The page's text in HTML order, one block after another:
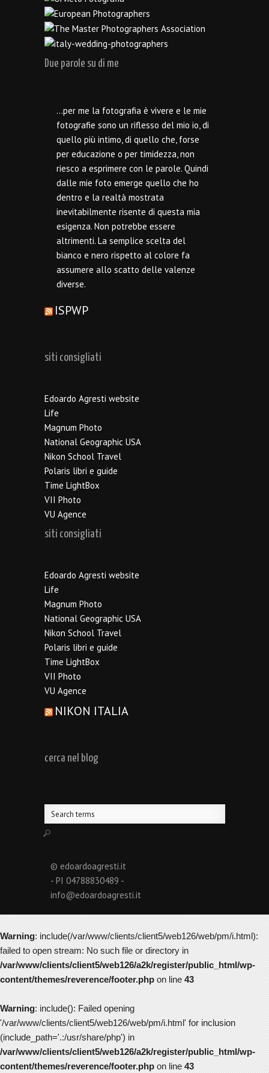
Due parole su di me
…per me la fotografia è vivere e le mie
fotografie sono un riflesso del mio io, di
quello più intimo, di quello che, forse
per educazione o per timidezza, non
riesco a esprimere con le parole. Quindi
dalle mie foto emerge quello che ho
dentro e la realtà mostrata
inevitabilmente risente di questa mia
esigenza. Non potrebbe essere
altrimenti. La semplice scelta del
bianco e nero rispetto al colore fa
assumere allo scatto delle valenze
diverse.
ISPWP
siti consigliati
Edoardo Agresti website
Life
Magnum Photo
National Geographic USA
Nikon School Travel
Polaris libri e guide
Time LightBox
VII Photo
VU Agence
siti consigliati
Edoardo Agresti website
Life
Magnum Photo
National Geographic USA
Nikon School Travel
Polaris libri e guide
Time LightBox
VII Photo
VU Agence
NIKON ITALIA
cerca nel blog
© edoardoagresti.it
- PI 04788830489 -
info@edoardoagresti.it
Warning: include(/var/www/clients/client5/web126/web/pm/i.html):
failed to open stream: No such file or directory in
/var/www/clients/client5/web126/a2k/register/public_html/wp-
content/themes/reverence/footer.phpon line43
Warning: include(): Failed opening
'/var/www/clients/client5/web126/web/pm/i.html' for inclusion
(include_path='.:/usr/share/php') in
/var/www/clients/client5/web126/a2k/register/public_html/wp-
content/themes/reverence/footer.phpon line43